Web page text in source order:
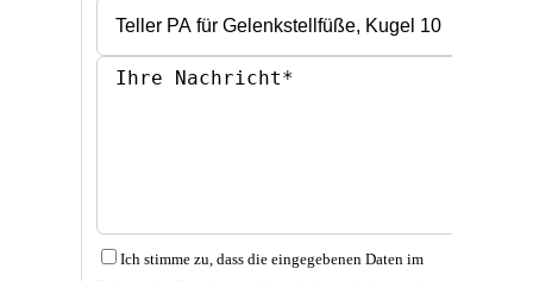
Ich stimme zu, dass die eingegebenen Daten im